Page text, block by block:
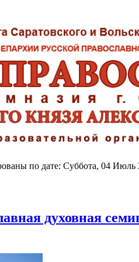
по дате: Суббота, 04 Июль
духовная